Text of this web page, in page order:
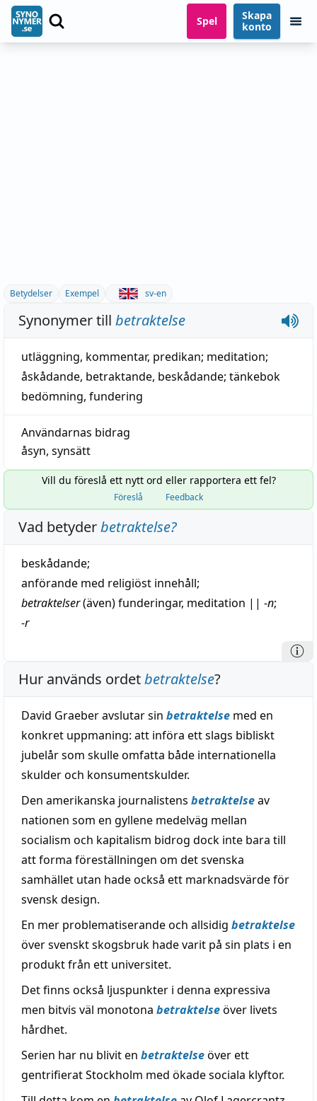
Spel
Skapa
konto
Betydelser Exempel sv-en
Synonymer till betraktelse
utläggning, kommentar, predikan; meditation;
åskådande, betraktande, beskådande; tänkebok
bedömning, fundering
Användarnas bidrag
åsyn, synsätt
Vill du föreslå ett nytt ord eller rapportera ett fel?
Föreslå Feedback
Vad betyderbetraktelse?
beskådande;
anförande med religiöst innehåll;
betraktelser(även)funderingar, meditation || -n;
-r
Hur används ordetbetraktelse?
David Graeber avslutar sin betraktelse med en
konkret uppmaning: att införa ett slags bibliskt
jubelår som skulle omfatta både internationella
skulder och konsumentskulder.
Den amerikanska journalistens betraktelseav
nationen som en gyllene medelväg mellan
socialism och kapitalism bidrog dock inte bara till
att forma föreställningen om det svenska
samhället utan hade också ett marknadsvärde för
svensk design.
En mer problematiserande och allsidig betraktelse
över svenskt skogsbruk hade varit på sin plats i en
produkt från ett universitet.
Det finns också ljuspunkter i denna expressiva
men bitvis väl monotona betraktelseöver livets
hårdhet.
Serien har nu blivit en betraktelseöver ett
gentrifierat Stockholm med ökade sociala klyftor.